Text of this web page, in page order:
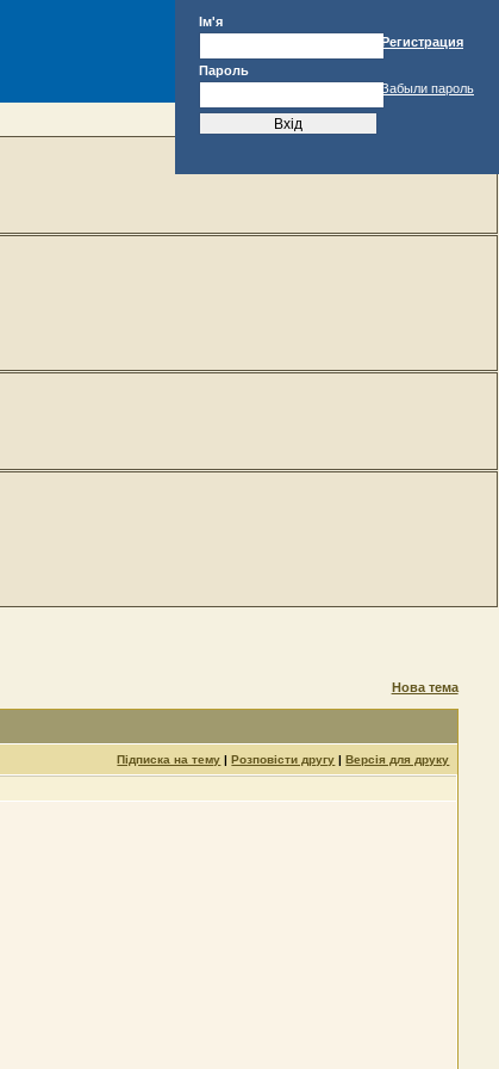
Ім'я
Пароль
Регистрация
Забыли пароль
Нова тема
Підписка на тему |Розповісти другу |Версія для друку